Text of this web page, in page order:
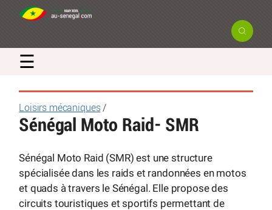
☰
Loisirs mécaniques/
Sénégal Moto Raid- SMR
Sénégal Moto Raid (SMR) est une structure
spécialisée dans les raids et randonnées en motos
et quads à travers le Sénégal. Elle propose des
circuits touristiques et sportifs permettant de